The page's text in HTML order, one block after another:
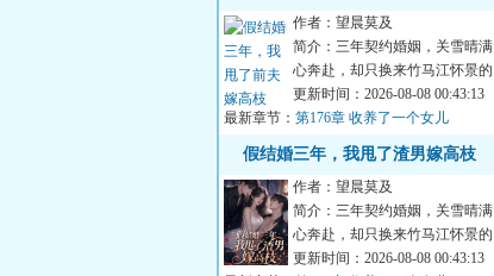
作者：望晨莫及
简介：三年契约婚姻，关雪晴满
心奔赴，却只换来竹马江怀景的
冷漠与偏爱。他眼里永远只有柔
弱...
更新时间：2026-08-08 00:43:13
最新章节： 第176章 收养了一个女儿
假结婚三年，我甩了渣男嫁高枝
作者：望晨莫及
简介：三年契约婚姻，关雪晴满
心奔赴，却只换来竹马江怀景的
冷漠与偏爱。他眼里永远只有柔
更新时间：2026-08-08 00:43:13